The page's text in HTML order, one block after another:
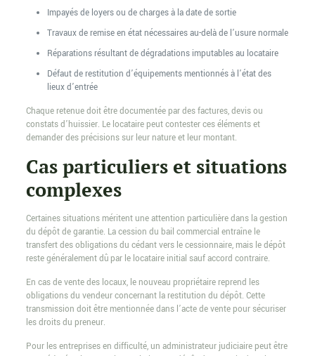
Impayés de loyers ou de charges à la date de sortie
Travaux de remise en état nécessaires au-delà de l’usure normale
Réparations résultant de dégradations imputables au locataire
Défaut de restitution d’équipements mentionnés à l’état des
lieux d’entrée
Chaque retenue doit être documentée par des factures, devis ou
constats d’huissier. Le locataire peut contester ces éléments et
demander des précisions sur leur nature et leur montant.
Cas particuliers et situations
complexes
Certaines situations méritent une attention particulière dans la gestion
du dépôt de garantie. La cession du bail commercial entraîne le
transfert des obligations du cédant vers le cessionnaire, mais le dépôt
reste généralement dû par le locataire initial sauf accord contraire.
En cas de vente des locaux, le nouveau propriétaire reprend les
obligations du vendeur concernant la restitution du dépôt. Cette
transmission doit être mentionnée dans l’acte de vente pour sécuriser
les droits du preneur.
Pour les entreprises en difficulté, un administrateur judiciaire peut être